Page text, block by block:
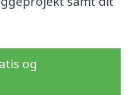
og